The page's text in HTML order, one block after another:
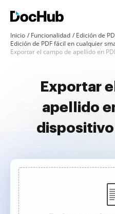
Inicio Funcionalidad
Edición de
Edición de PDF fácil en cualquier
Exportar el campo de apellido en
Exportar
apellido